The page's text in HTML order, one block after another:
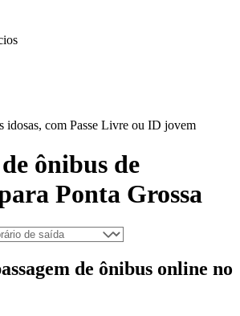
idosas, com Passe Livre ou ID jovem
ônibus de
Ponta Grossa
de ônibus online no